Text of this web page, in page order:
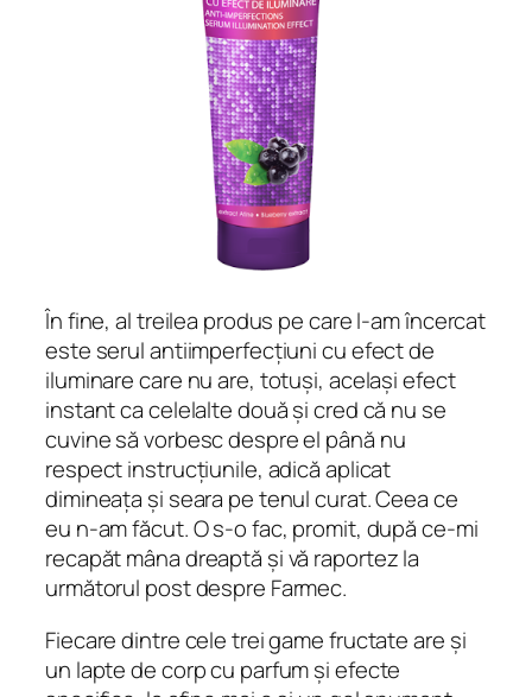
În fine, al treilea produs pe care l-am încercat
este serul antiimperfecțiuni cu efect de
iluminare care nu are, totuși, același efect
instant ca celelalte două și cred că nu se
cuvine să vorbesc despre el până nu
respect instrucțiunile, adică aplicat
dimineața și seara pe tenul curat. Ceea ce
eu n-am făcut. O s-o fac, promit, după ce-mi
recapăt mâna dreaptă și vă raportez la
următorul post despre Farmec.
Fiecare dintre cele trei game fructate are și
un lapte de corp cu parfum și efecte